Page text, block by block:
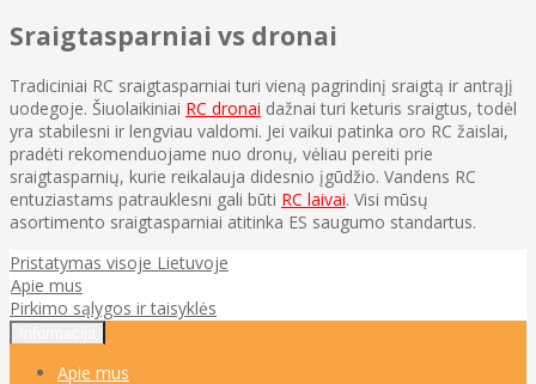
Sraigtasparniai vs dronai
Tradiciniai RC sraigtasparniai turi vieną pagrindinį sraigtą ir antrąjį
uodegoje. Šiuolaikiniai RC dronai dažnai turi keturis sraigtus, todėl
yra stabilesni ir lengviau valdomi. Jei vaikui patinka oro RC žaislai,
pradėti rekomenduojame nuo dronų, vėliau pereiti prie
sraigtasparnių, kurie reikalauja didesnio įgūdžio. Vandens RC
entuziastams patrauklesni gali būti RC laivai. Visi mūsų
asortimento sraigtasparniai atitinka ES saugumo standartus.
Pristatymas visoje Lietuvoje
Apie mus
Pirkimo sąlygos ir taisyklės
Apie mus